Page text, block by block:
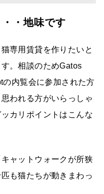
・地味です
専用賃貸を作りたいと
。相談のためGatos
内覧会に参加された方
われる方がいらっしゃ
カリポイントはこんな
キャットウォークが所狭
も猫たちが動きまわっ